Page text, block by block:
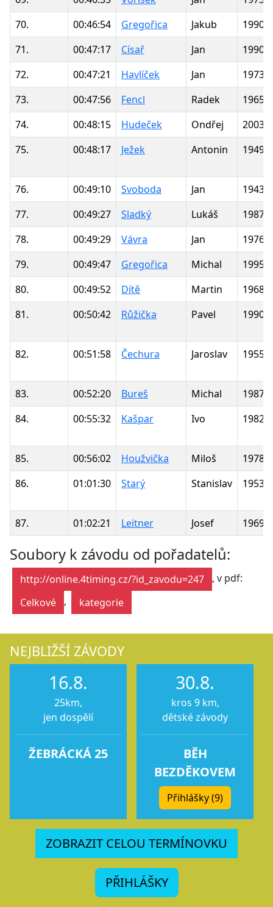
70.
00:46:54 Gregořica Jakub
1990
71.
00:47:17 Císař Jan
1990
72.
00:47:21 Havlíček Jan
1973
73.
00:47:56 Fencl Radek
1965
74.
00:48:15 Hudeček Ondřej
2003
75.
00:48:17 Ježek Antonin 1949
76. 00:49:10 Svoboda Jan
1943
77.
00:49:27 Sladký Lukáš
1987
78.
00:49:29 Vávra Jan
1976
79.
00:49:47 Gregořica Michal
1995
80.
00:49:52 Dítě Martin
1968
81.
00:50:42 Růžička Pavel 1990
82. 00:51:58 Čechura Jaroslav 1955
83. 00:52:20 Bureš Michal
1987
84.
00:55:32 Kašpar Ivo 1982
85. 00:56:02 Houžvička Miloš
1978
86.
01:01:30 Starý Stanislav 1953
87. 01:02:21 Leitner Josef 1969
Soubory k závodu od pořadatelů:
http://online.4timing.cz/?id_zavodu=247
, v pdf:
Celkové
, kategorie
NEJBLIŽŠÍ ZÁVODY
16.8.
25km,
jen dospělí
ŽEBRÁCKÁ 25
30.8.
kros 9 km,
dětské závody
BĚH
BEZDĚKOVEM
Přihlášky (9)
ZOBRAZIT CELOU TERMÍNOVKU
PŘIHLÁŠKY